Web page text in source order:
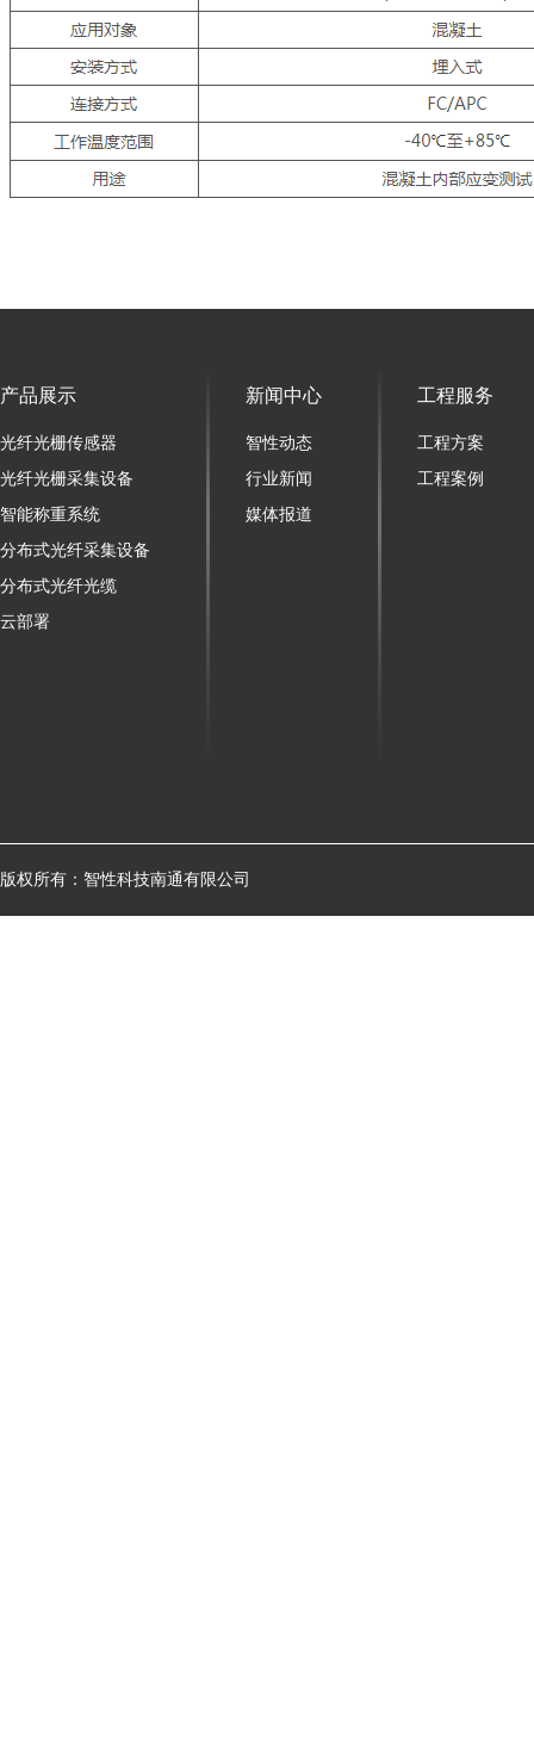
产品展示
光纤光栅传感器
光纤光栅采集设备
智能称重系统
分布式光纤采集设备
分布式光纤光缆
云部署
新闻中心
智性动态
行业新闻
媒体报道
工程服务
工程方案
工程案例
版权所有：智性科技南通有限公司